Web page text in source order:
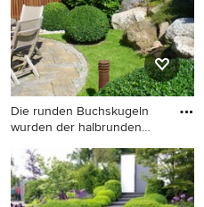
Die runden Buchskugeln
wurden der halbrunden
Hanggarten mit
Natursteinplatten in Sonstige